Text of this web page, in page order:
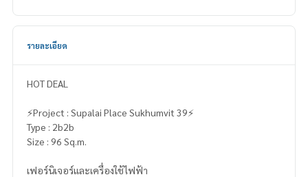
รายละเอียด
HOT DEAL
⚡️Project : Supalai Place Sukhumvit 39⚡️
Type : 2b2b
Size : 96 Sq.m.
เฟอร์นิเจอร์และเครื่องใช้ไฟฟ้า